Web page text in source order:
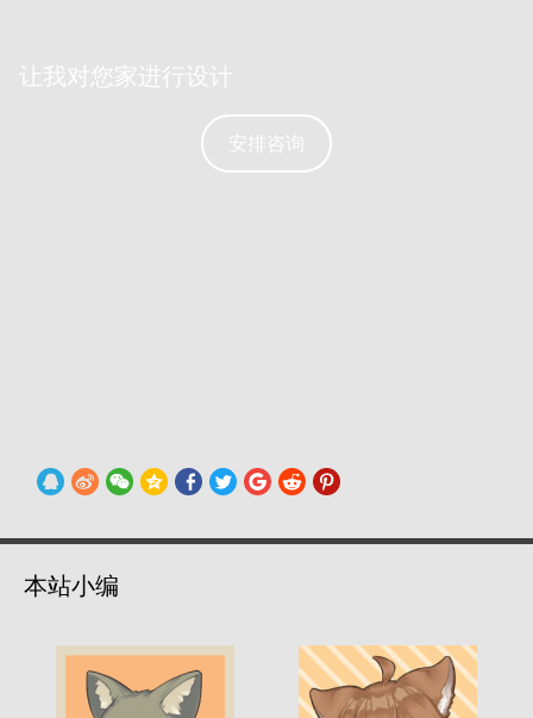
让我对您家进行设计
安排咨询
本站小编